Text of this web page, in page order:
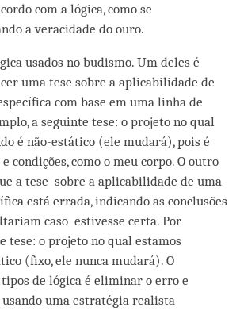
com a lógica, como se
a veracidade do ouro.
usados no budismo. Um deles é
uma tese sobre a aplicabilidade de
com base em uma linha de
a seguinte tese: o projeto no qual
é não-estático (ele mudará), pois é
condições, como o meu corpo. O outro
a tese sobre a aplicabilidade de uma
está errada, indicando as conclusões
caso estivesse certa. Por
tese: o projeto no qual estamos
(fixo, ele nunca mudará). O
de lógica é eliminar o erro e
uma estratégia realista